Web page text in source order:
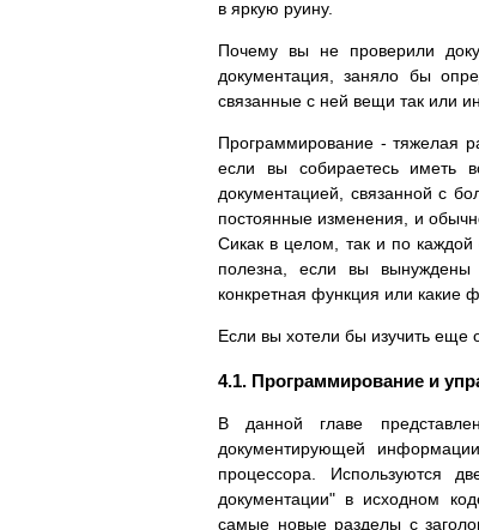
в яркую руину.
Почему вы не проверили
документация, заняло бы
связанные с ней вещи так или
Программирование - тяжелая
если вы собираетесь иметь
документацией, связанной с
постоянные изменения, и
Сикак в целом, так и по
полезна, если вы вынуждены
конкретная функция или какие
Если вы хотели бы изучить еще
4.1. Программирование и
В данной главе
документирующей
процессора. Используются
документации" в исходном
самые новые разделы с